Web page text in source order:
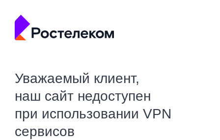
Уважаемый клиент,
наш сайт недоступен
при использовании VPN
сервисов